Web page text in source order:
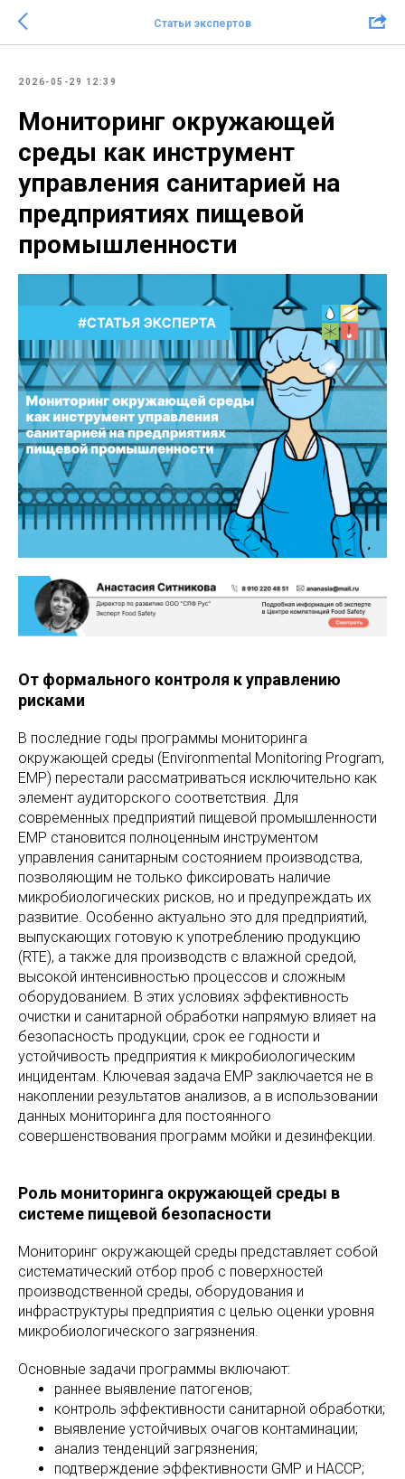
Статьи экспертов
2026-05-29 12:39
Мониторинг окружающей
среды как инструмент
управления санитарией на
предприятиях пищевой
промышленности
От формального контроля к управлению
рисками
В последние годы программы мониторинга
окружающей среды (Environmental Monitoring Program,
EMP) перестали рассматриваться исключительно как
элемент аудиторского соответствия. Для
современных предприятий пищевой промышленности
EMP становится полноценным инструментом
управления санитарным состоянием производства,
позволяющим не только фиксировать наличие
микробиологических рисков, но и предупреждать их
развитие. Особенно актуально это для предприятий,
выпускающих готовую к употреблению продукцию
(RTE), а также для производств с влажной средой,
высокой интенсивностью процессов и сложным
оборудованием. В этих условиях эффективность
очистки и санитарной обработки напрямую влияет на
безопасность продукции, срок ее годности и
устойчивость предприятия к микробиологическим
инцидентам. Ключевая задача EMP заключается не в
накоплении результатов анализов, а в использовании
данных мониторинга для постоянного
совершенствования программ мойки и дезинфекции.
Роль мониторинга окружающей среды в
системе пищевой безопасности
Мониторинг окружающей среды представляет собой
систематический отбор проб с поверхностей
производственной среды, оборудования и
инфраструктуры предприятия с целью оценки уровня
микробиологического загрязнения.
Основные задачи программы включают:
раннее выявление патогенов;
контроль эффективности санитарной обработки;
выявление устойчивых очагов контаминации;
анализ тенденций загрязнения;
подтверждение эффективности GMP и HACCP;